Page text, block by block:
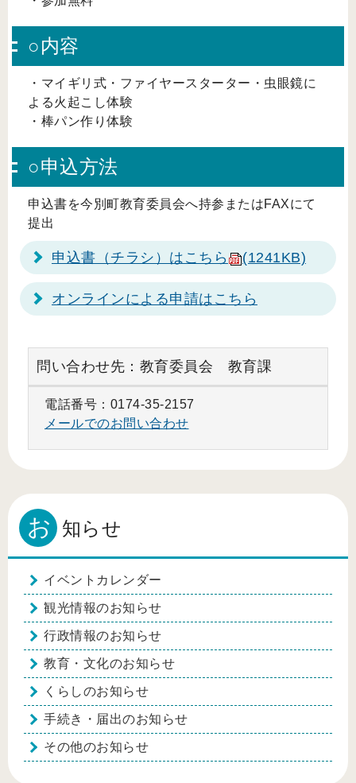
○内容
・マイギリ式・ファイヤースターター・虫眼鏡に
よる火起こし体験
・棒パン作り体験
○申込方法
申込書を今別町教育委員会へ持参またはFAXにて
提出
申込書（チラシ）はこちら (1241KB)
オンラインによる申請はこちら
問い合わせ先：教育委員会 教育課
電話番号：0174-35-2157
メールでのお問い合わせ
お 知らせ
イベントカレンダー
観光情報のお知らせ
行政情報のお知らせ
教育・文化のお知らせ
くらしのお知らせ
手続き・届出のお知らせ
その他のお知らせ